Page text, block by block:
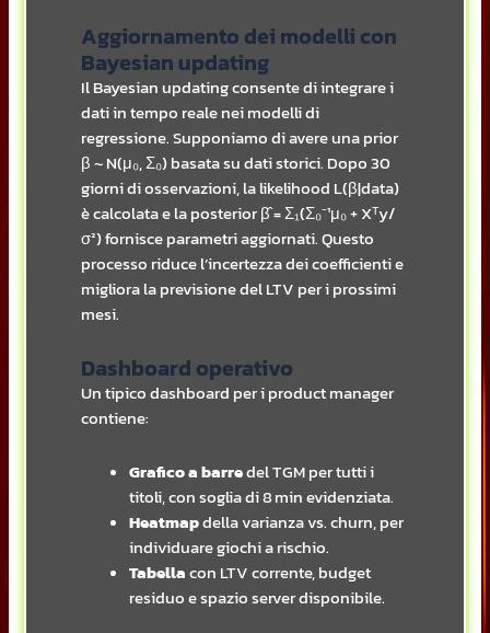
Aggiornamento dei modelli con
Bayesian updating
Il Bayesian updating consente di integrare i
dati in tempo reale nei modelli di
regressione. Supponiamo di avere una prior
β ~ N(μ₀, Σ₀) basata su dati storici. Dopo 30
giorni di osservazioni, la likelihood L(β|data)
è calcolata e la posterior β̂ = Σ₁(Σ₀⁻¹μ₀ + Xᵀy/
σ²) fornisce parametri aggiornati. Questo
processo riduce l’incertezza dei coefficienti e
migliora la previsione del LTV per i prossimi
mesi.
Dashboard operativo
Un tipico dashboard per i product manager
contiene:
Grafico a barredel TGM per tutti i
titoli, con soglia di 8 min evidenziata.
Heatmapdella varianza vs. churn, per
individuare giochi a rischio.
Tabellacon LTV corrente, budget
residuo e spazio server disponibile.